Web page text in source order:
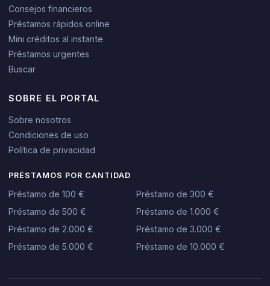
Consejos financieros
Préstamos rápidos online
Mini créditos al instante
Préstamos urgentes
Buscar
SOBRE EL PORTAL
Sobre nosotros
Condiciones de uso
Política de privacidad
PRÉSTAMOS POR CANTIDAD
Préstamo de 100 €
Préstamo de 300 €
Préstamo de 500 €
Préstamo de 1.000 €
Préstamo de 2.000 €
Préstamo de 3.000 €
Préstamo de 5.000 €
Préstamo de 10.000 €